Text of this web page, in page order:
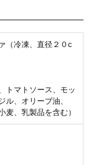
（冷凍、直径２０c
トマトソース、モッ
ル、オリーブ油、
麦、乳製品を含む）